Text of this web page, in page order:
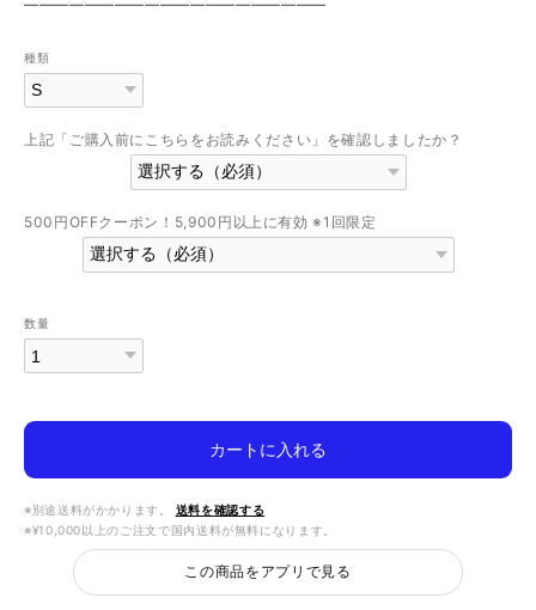
————————————————————
種類
上記「ご購入前にこちらをお読みください」を確認しましたか？
500円OFFクーポン！5,900円以上に有効 ※1回限定
数量
カートに入れる
※別途送料がかかります。
送料を確認する
※¥10,000以上のご注文で国内送料が無料になります。
この商品をアプリで見る